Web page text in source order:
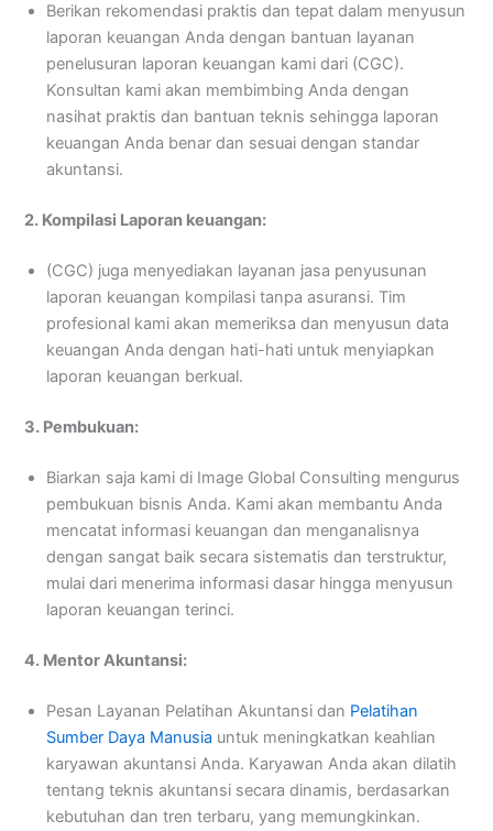
Berikan rekomendasi praktis dan tepat dalam menyusun
laporan keuangan Anda dengan bantuan layanan
penelusuran laporan keuangan kami dari (CGC).
Konsultan kami akan membimbing Anda dengan
nasihat praktis dan bantuan teknis sehingga laporan
keuangan Anda benar dan sesuai dengan standar
akuntansi.
2. Kompilasi Laporan keuangan:
(CGC) juga menyediakan layanan jasa penyusunan
laporan keuangan kompilasi tanpa asuransi. Tim
profesional kami akan memeriksa dan menyusun data
keuangan Anda dengan hati-hati untuk menyiapkan
laporan keuangan berkual.
3. Pembukuan:
Biarkan saja kami di Image Global Consulting mengurus
pembukuan bisnis Anda. Kami akan membantu Anda
mencatat informasi keuangan dan menganalisnya
dengan sangat baik secara sistematis dan terstruktur,
mulai dari menerima informasi dasar hingga menyusun
laporan keuangan terinci.
4. Mentor Akuntansi:
Pesan Layanan Pelatihan Akuntansi dan Pelatihan
Sumber Daya Manusia untuk meningkatkan keahlian
karyawan akuntansi Anda. Karyawan Anda akan dilatih
tentang teknis akuntansi secara dinamis, berdasarkan
kebutuhan dan tren terbaru, yang memungkinkan.